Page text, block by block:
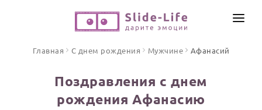
ПО ФОРМАТУ
ИНСТРУМЕНТЫ
Главная С днем рождения Мужчине Афанасий
Поздравления с днем
рождения Афанасию